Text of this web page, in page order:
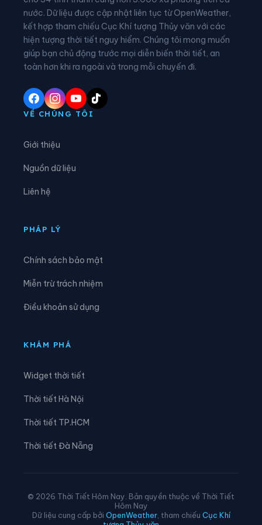
Xã Chợ Đồn Xã Chợ Mới
Xã Chợ Rã Xã Côn Minh
Xã Cường Lợi Xã Đại Phúc
Xã Đại Từ
Xã Điềm Thụy
Xã Lam Vỹ
Xã Phú Bình
Xã Tân Kỳ
nước. Dữ liệu được cập nhật liên tục từ OpenWeather,
kết hợp tham chiếu Cục Khí tượng Thủy văn với các
hiện tượng thời tiết nguy hiểm. Chúng tôi mong muốn
giúp bạn chủ động trước mọi diễn biến thời tiết, an
toàn hơn khi ra ngoài và trong mỗi chuyến đi.
VỀ CHÚNG TÔI
Giới thiệu
Nguồn dữ liệu
Liên hệ
PHÁP LÝ
Chính sách bảo mật
Miễn trừ trách nhiệm
Điều khoản sử dụng
KHÁM PHÁ
Widget thời tiết
Thời tiết Hà Nội
Thời tiết TP.HCM
Thời tiết Đà Nẵng
© 2026 Thời Tiết Hôm Nay. Bản quyền thuộc về Thời Tiết
Hôm Nay
Dữ liệu cung cấp bởi OpenWeather, tham chiếu Cục Khí